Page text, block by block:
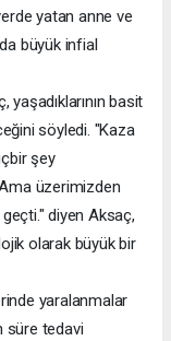
yatan anne ve
büyük infial
basit
söyledi. "Kaza
şey
üzerimizden
diyen Aksaç,
olarak büyük bir
yaralanmalar
süre tedavi